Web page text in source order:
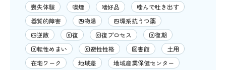
喪失体験
喫煙 嗜好品
噛んで吐き出す
器質的障害
四物湯
四環系抗うつ薬
四逆散
回復 回復プロセス
回復期
回転性めまい
回避性性格 図書館
土用
在宅ワーク
地域差
地域産業保健センター